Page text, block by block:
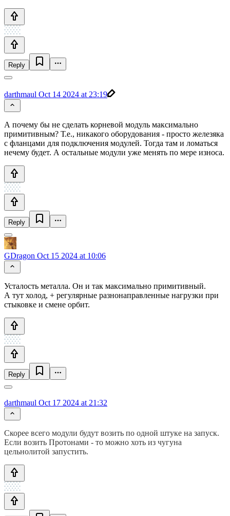
Reply
darthmaul Oct 14 2024 at 23:19
А почему бы не сделать корневой модуль максимально
примитивным? Т.е., никакого оборудования - просто железяка
с фланцами для подключения модулей. Тогда там и ломаться
нечему будет. А остальные модули уже менять по мере износа.
Reply
GDragon Oct 15 2024 at 10:06
Усталость металла. Он и так максимально примитивный.
А тут холод, + регулярные разнонаправленные нагрузки при
стыковке и смене орбит.
Reply
darthmaul Oct 17 2024 at 21:32
Скорее всего модули будут возить по одной штуке на запуск.
Если возить Протонами - то можно хоть из чугуна
цельнолитой запустить.